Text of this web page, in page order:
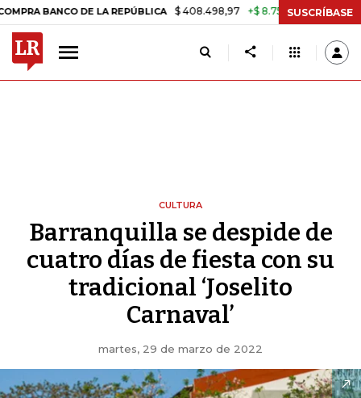
BANCO DE LA REPÚBLICA $ 408.498,97 +$ 8.753,81 +2,19% TASA
SUSCRÍBASE
CULTURA
Barranquilla se despide de
cuatro días de fiesta con su
tradicional ‘Joselito
Carnaval’
martes, 29 de marzo de 2022